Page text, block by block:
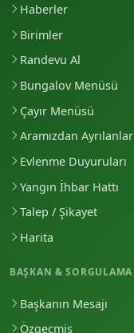
Haberler
Birimler
Randevu Al
Bungalov Menüsü
Çayır Menüsü
Aramızdan Ayrılanlar
Evlenme Duyuruları
Yangın İhbar Hattı
Talep / Şikayet
Harita
BAŞKAN & SORGULAMA
Başkanın Mesajı
Özgeçmiş